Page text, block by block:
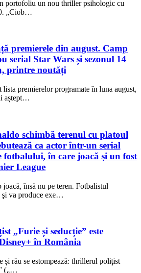
portofoliu un nou thriller psihologic cu
„Ciob…
premierele din august. Camp
serial Star Wars și sezonul 14
printre noutăți
lista premierelor programate în luna august,
aștept…
schimbă terenul cu platoul
ca actor într-un serial
fotbalului, în care joacă şi un fost
League
însă nu pe teren. Fotbalistul
şi va produce exe…
„Furie și seducție” este
în România
și rău se estompează: thrillerul polițist
(„…